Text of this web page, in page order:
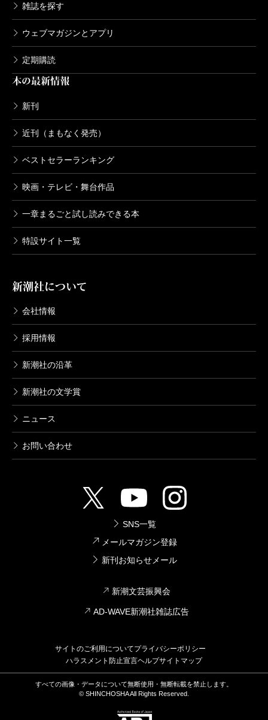
雑誌を探す
ウェブマガジンとアプリ
定期購読
本の最新情報
新刊
近刊（まもなく発売）
ベストセラーランキング
映画・テレビ・舞台作品
一章まるごと試し読みできる本
特設サイト一覧
新潮社について
会社情報
採用情報
新潮社の沿革
新潮社の文学賞
ニュース
お問い合わせ
SNS一覧
メールマガジン登録
新刊お知らせメール
新潮文芸振興会
AD-WAVE新潮社雑誌広告
サイトのご利用についてプライバシーポリシー
ハラスメント防止宣言ヘルプサイトマップ
すべての画像・データについて無断使用・無断転載を禁止します。
© SHINCHOSHA All Rights Reserved.